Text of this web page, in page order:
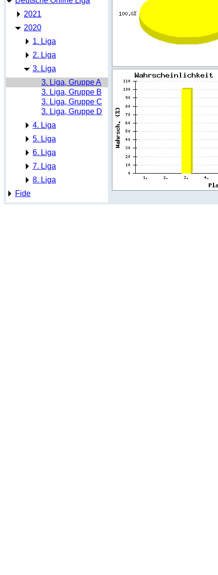
2021
2020
1. Liga
2. Liga
3. Liga
3. Liga, Gruppe A
3. Liga, Gruppe B
3. Liga, Gruppe C
3. Liga, Gruppe D
4. Liga
5. Liga
6. Liga
7. Liga
8. Liga
Fide